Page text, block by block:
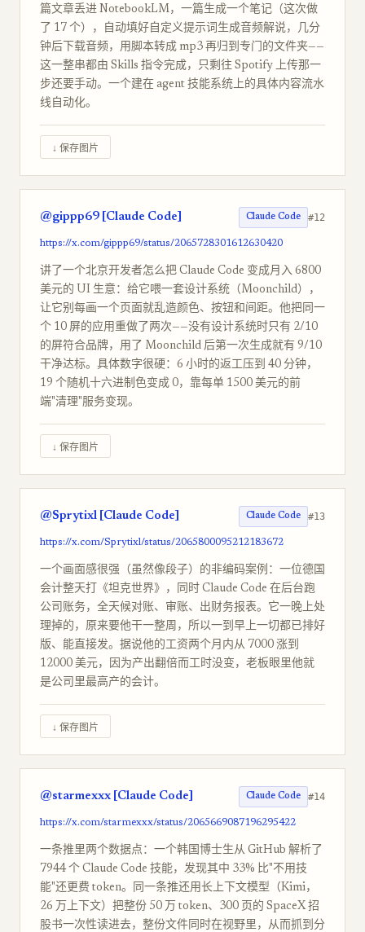
篇文章丢进 NotebookLM，一篇生成一个笔记（这次做
了 17 个），自动填好自定义提示词生成音频解说，几分
钟后下载音频，用脚本转成 mp3 再归到专门的文件夹——
这一整串都由 Skills 指令完成，只剩往 Spotify 上传那一
步还要手动。一个建在 agent 技能系统上的具体内容流水
线自动化。
↓ 保存图片
@gippp69 [Claude Code] Claude Code #12
https://x.com/gippp69/status/2065728301612630420
讲了一个北京开发者怎么把 Claude Code 变成月入 6800
美元的 UI 生意：给它喂一套设计系统（Moonchild），
让它别每画一个页面就乱造颜色、按钮和间距。他把同一
个 10 屏的应用重做了两次——没有设计系统时只有 2/10
的屏符合品牌，用了 Moonchild 后第一次生成就有 9/10
干净达标。具体数字很硬：6 小时的返工压到 40 分钟，
19 个随机十六进制色变成 0，靠每单 1500 美元的前
端"清理"服务变现。
↓ 保存图片
@Sprytixl [Claude Code] Claude Code #13
https://x.com/Sprytixl/status/2065800095212183672
一个画面感很强（虽然像段子）的非编码案例：一位德国
会计整天打《坦克世界》，同时 Claude Code 在后台跑
公司账务，全天候对账、审账、出财务报表。它一晚上处
理掉的，原来要他干一整周，所以一到早上一切都已排好
版、能直接发。据说他的工资两个月内从 7000 涨到
12000 美元，因为产出翻倍而工时没变，老板眼里他就
是公司里最高产的会计。
↓ 保存图片
@starmexxx [Claude Code] Claude Code #14
https://x.com/starmexxx/status/2065669087196295422
一条推里两个数据点：一个韩国博士生从 GitHub 解析了
7944 个 Claude Code 技能，发现其中 33% 比"不用技
能"还更费 token。同一条推还用长上下文模型（Kimi，
26 万上下文）把整份 50 万 token、300 页的 SpaceX 招
股书一次性读进去，整份文件同时在视野里，从而抓到分